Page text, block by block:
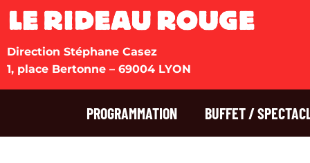
Direction Stéphane Casez
1, place Bertonne – 69004 LYON
PROGRAMMATION BUFFET /